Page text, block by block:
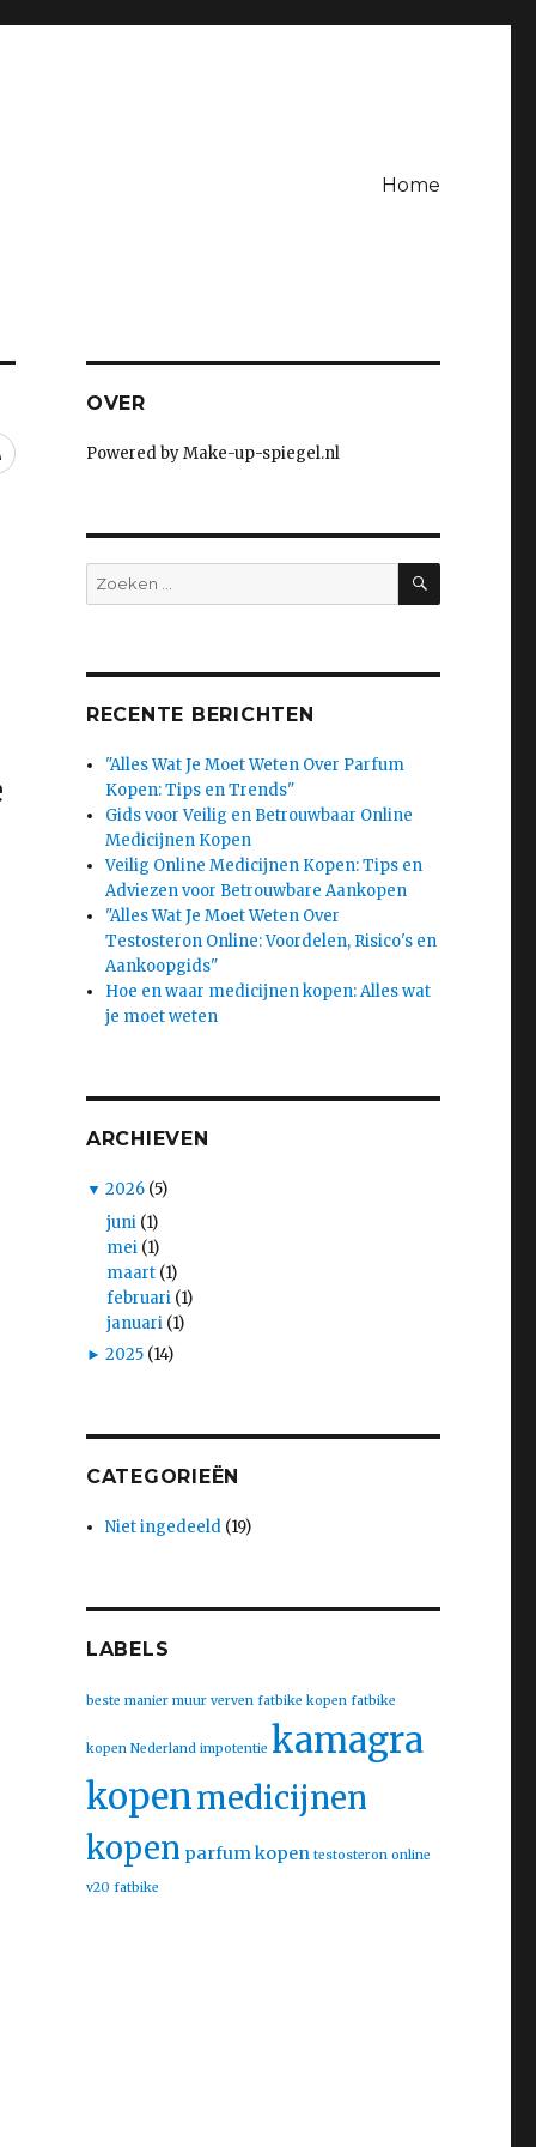
Home
RSS
OVER
Powered by Make-up-spiegel.nl
Search
for:
SEARCH
RECENTE BERICHTEN
"Alles Wat Je Moet Weten Over Parfum
Kopen: Tips en Trends"
Gids voor Veilig en Betrouwbaar Online
Medicijnen Kopen
Veilig Online Medicijnen Kopen: Tips en
Adviezen voor Betrouwbare Aankopen
"Alles Wat Je Moet Weten Over
Testosteron Online: Voordelen, Risico's en
Aankoopgids"
Hoe en waar medicijnen kopen: Alles wat
je moet weten
ARCHIEVEN
▼ 2026 (5)
juni (1)
mei (1)
maart (1)
februari (1)
januari (1)
► 2025 (14)
CATEGORIEËN
Niet ingedeeld (19)
LABELS
beste manier muur verven fatbike kopen fatbike
kopen Nederland impotentie kamagra
kopenmedicijnen
kopen parfum kopen testosteron online
v20 fatbike